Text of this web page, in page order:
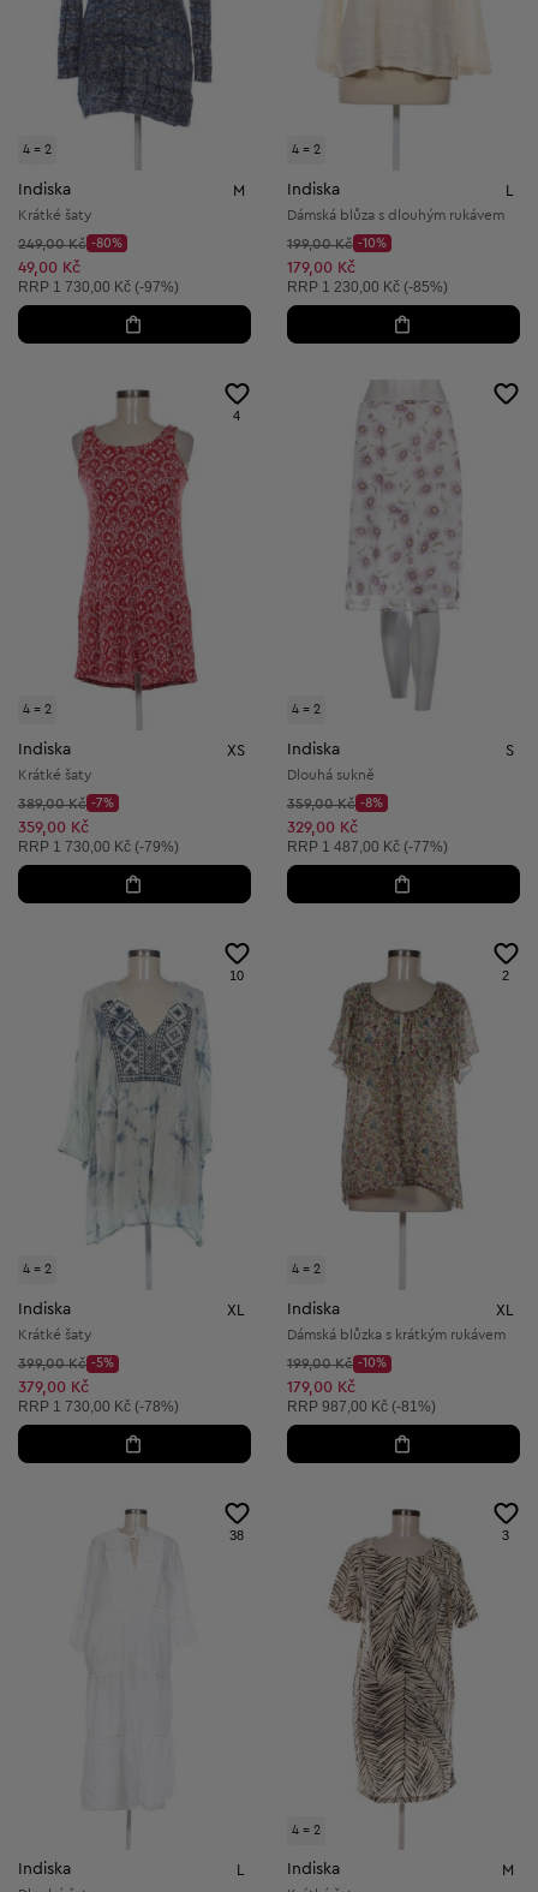
4 = 2
Indiska M
Krátké šaty
Původní cena:
249,00 Kč
Discount Price:
-80%
Snížená cena:
49,00 Kč
Doporučená cena:
RRP 1 730,00 Kč (-97%)
4 = 2
Indiska L
Dámská blůza s dlouhým rukávem
Původní cena:
199,00 Kč
Discount Price:
-10%
Snížená cena:
179,00 Kč
Doporučená cena:
RRP 1 230,00 Kč (-85%)
4 = 2
4
Indiska XS
Krátké šaty
Původní cena:
389,00 Kč
Discount Price:
-7%
Snížená cena:
359,00 Kč
Doporučená cena:
RRP 1 730,00 Kč (-79%)
4 = 2
Indiska S
Dlouhá sukně
Původní cena:
359,00 Kč
Discount Price:
-8%
Snížená cena:
329,00 Kč
Doporučená cena:
RRP 1 487,00 Kč (-77%)
4 = 2
10
Indiska XL
Krátké šaty
Původní cena:
399,00 Kč
Discount Price:
-5%
Snížená cena:
379,00 Kč
Doporučená cena:
RRP 1 730,00 Kč (-78%)
4 = 2
2
Indiska XL
Dámská blůzka s krátkým rukávem
Původní cena:
199,00 Kč
Discount Price:
-10%
Snížená cena:
179,00 Kč
Doporučená cena:
RRP 987,00 Kč (-81%)
38
Indiska
4 = 2
3
Indiska M